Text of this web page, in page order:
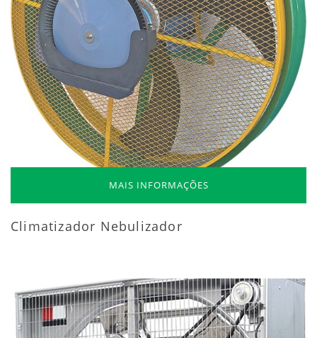
MAIS INFORMAÇÕES
Climatizador Nebulizador